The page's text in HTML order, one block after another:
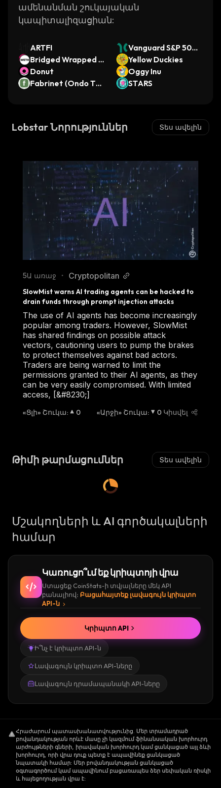
ամենանման շուկայական
կապիտալիզացիան:
ARTFI
Vanguard S&P 500
ETF (Dinari Tokeniz
ed ETF)
Bridged Wrapped E
ther (Stargate)
Yellow Duckies
Donut
Oggy Inu
Fabrinet (Ondo Tok
STARS
Lobstar Նորություններ Տես ավելին
5Ա առաջ • Cryptopolitan
SlowMist warns AI trading agents can be hacked to
drain funds through prompt injection attacks
The use of AI agents has become increasingly
popular among traders. However, SlowMist
has shared findings on possible attack
vectors, cautioning users to pump the brakes
to protect themselves against bad actors.
Traders are being warned to limit the
permissions granted to their AI agents, as they
can be very easily compromised. With limited
access, [&#8230;]
«Ցլի» Շուկա: 0 «Արջի» Շուկա: 0 Կիսվել
Թիմի թարմացումներ Տես ավելին
Մշակողների և AI գործակալների
համար
Կառուցո՞ւմ եք կրիպտոյի վրա
Ստացեք CoinStats-ի տվյալները մեկ API
բանալիով։ Բացահայտեք լավագույն կրիպտո
API-ն
Ի՞նչ է կրիպտո API-ն
Լավագույն կրիպտո API-ները
Լավագույն դրամապանակի API-ները
Կրիպտո API
Հրաժարում պատասխանատվությունից. Մեր տրամադրած
բովանդակության որևէ մասը չի կազմում ֆինանսական խորհուրդ
արժույթների գների, իրավական խորհուրդ կամ ցանկացած այլ ձևի
խորհուրդ, որի վրա դուք պետք է ապավինեք ցանկացած
նպատակի համար: Մեր բովանդակության ցանկացած
օգտագործում կամ ապավինում բացառապես ձեր սեփական ռիսկի
և հայեցողության վրա է: